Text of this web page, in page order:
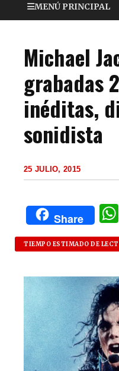
MENÚ PRINCIPAL
Michael
grabadas
inéditas,
sonidista
25 JULIO, 2015
Share
TIEMPO ESTIMADO DE